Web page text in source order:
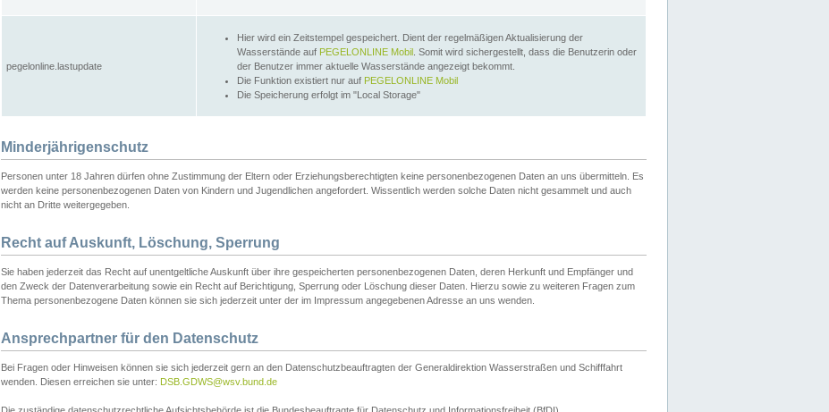
pegelonline.lastupdate
Hier wird ein Zeitstempel gespeichert. Dient der regelmäßigen Aktualisierung der
Wasserstände auf PEGELONLINE Mobil . Somit wird sichergestellt, dass die Benutzerin oder
der Benutzer immer aktuelle Wasserstände angezeigt bekommt.
Die Funktion existiert nur auf PEGELONLINE Mobil
Die Speicherung erfolgt im "Local Storage"
Minderjährigenschutz
Personen unter 18 Jahren dürfen ohne Zustimmung der Eltern oder Erziehungsberechtigten keine personenbezogenen Daten an uns übermitteln. Es
werden keine personenbezogenen Daten von Kindern und Jugendlichen angefordert. Wissentlich werden solche Daten nicht gesammelt und auch
nicht an Dritte weitergegeben.
Recht auf Auskunft, Löschung, Sperrung
Sie haben jederzeit das Recht auf unentgeltliche Auskunft über ihre gespeicherten personenbezogenen Daten, deren Herkunft und Empfänger und
den Zweck der Datenverarbeitung sowie ein Recht auf Berichtigung, Sperrung oder Löschung dieser Daten. Hierzu sowie zu weiteren Fragen zum
Thema personenbezogene Daten können sie sich jederzeit unter der im Impressum angegebenen Adresse an uns wenden.
Ansprechpartner für den Datenschutz
Bei Fragen oder Hinweisen können sie sich jederzeit gern an den Datenschutzbeauftragten der Generaldirektion Wasserstraßen und Schifffahrt
wenden. Diesen erreichen sie unter: DSB.GDWS@wsv.bund.de